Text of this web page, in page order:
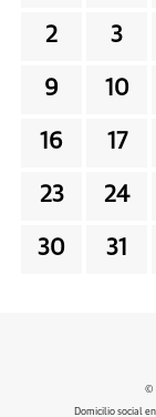
2 3
9 10
16 17
23 24
30 31
©
Domicilio social